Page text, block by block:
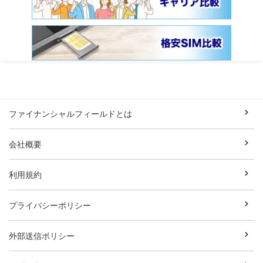
ファイナンシャルフィールドとは
会社概要
利用規約
プライバシーポリシー
外部送信ポリシー